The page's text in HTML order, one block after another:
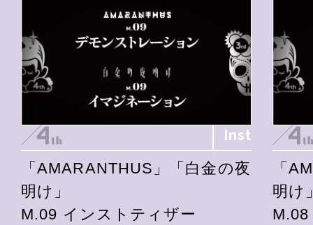
Inst
「AMARANTHUS」「白金の夜
明け」
M.09 インストティザー
「
明け